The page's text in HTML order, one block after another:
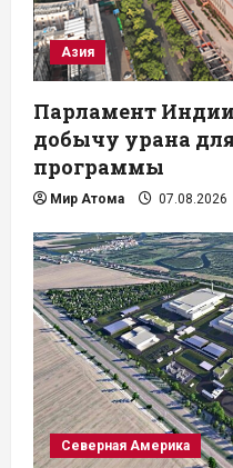
Азия
Парламент
добычу урана
программы
Мир Атома 07.08.2026
Северная Америка